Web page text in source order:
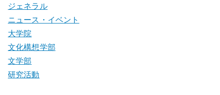
ジェネラル
ニュース・イベント
大学院
文化構想学部
文学部
研究活動